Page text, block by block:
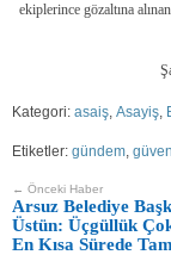
ekiplerince gözaltına
Kategori: asaiş, Asayiş,
Etiketler: gündem,
← Önceki Haber
Arsuz Belediye
Üstün: Üçgüllük
En Kısa Sürede